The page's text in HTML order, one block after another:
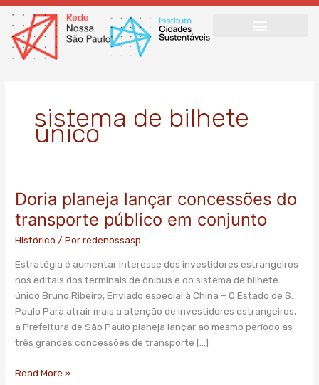
Ir
para
conteúdo
sistema de bilhete
único
Doria planeja lançar concessões do
transporte público em conjunto
Histórico / Porredenossasp
Estratégia é aumentar interesse dos investidores estrangeiros
nos editais dos terminais de ônibus e do sistema de bilhete
único Bruno Ribeiro, Enviado especial à China – O Estado de S.
Paulo Para atrair mais a atenção de investidores estrangeiros,
a Prefeitura de São Paulo planeja lançar ao mesmo período as
três grandes concessões de transporte […]
Doria
lançar
concessões
conjunto
Read More »